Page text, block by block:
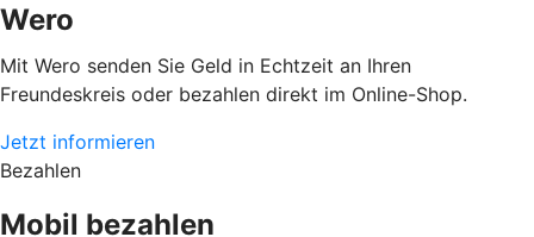
Wero
Mit Wero senden Sie Geld in Echtzeit an Ihren
Freundeskreis oder bezahlen direkt im Online-Shop.
Jetzt informieren
Bezahlen
Mobil bezahlen